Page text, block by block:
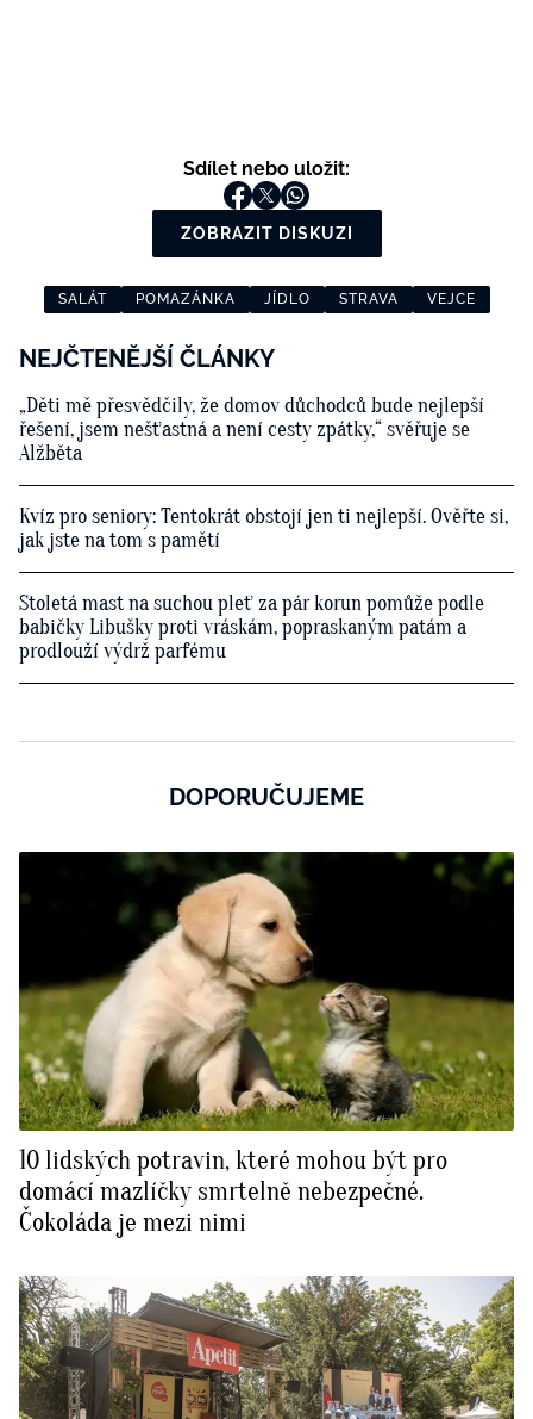
Sdílet nebo uložit:
ZOBRAZIT DISKUZI
SALÁT POMAZÁNKA JÍDLO STRAVA VEJCE
NEJČTENĚJŠÍ ČLÁNKY
„Děti mě přesvědčily, že domov důchodců bude nejlepší
řešení, jsem nešťastná a není cesty zpátky,“ svěřuje se
Alžběta
Kvíz pro seniory: Tentokrát obstojí jen ti nejlepší. Ověřte si,
jak jste na tom s pamětí
Stoletá mast na suchou pleť za pár korun pomůže podle
babičky Libušky proti vráskám, popraskaným patám a
prodlouží výdrž parfému
DOPORUČUJEME
10 lidských potravin, které mohou být pro
domácí mazlíčky smrtelně nebezpečné.
Čokoláda je mezi nimi